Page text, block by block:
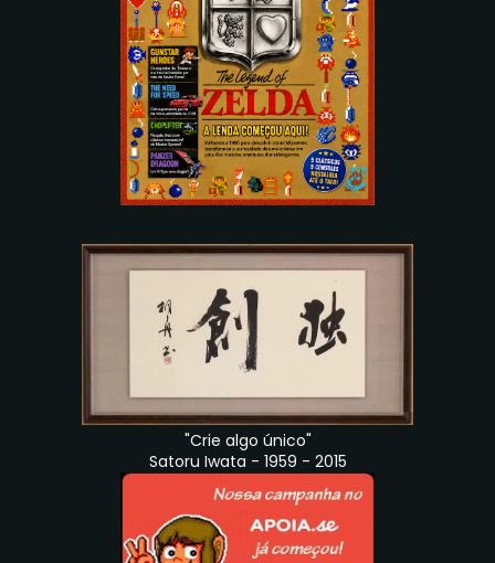
"Crie algo único"
Satoru Iwata - 1959 - 2015